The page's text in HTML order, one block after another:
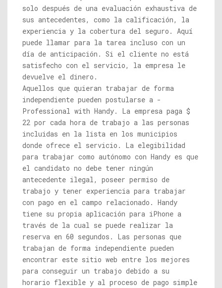
solo después de una evaluación exhaustiva de
sus antecedentes, como la calificación, la
experiencia y la cobertura del seguro. Aquí
puede llamar para la tarea incluso con un
día de anticipación. Si el cliente no está
satisfecho con el servicio, la empresa le
devuelve el dinero.
Aquellos que quieran trabajar de forma
independiente pueden postularse a -
Professional with Handy. La empresa paga $
22 por cada hora de trabajo a las personas
incluidas en la lista en los municipios
donde ofrece el servicio. La elegibilidad
para trabajar como autónomo con Handy es que
el candidato no debe tener ningún
antecedente ilegal, poseer permiso de
trabajo y tener experiencia para trabajar
con pago en el campo relacionado. Handy
tiene su propia aplicación para iPhone a
través de la cual se puede realizar la
reserva en 60 segundos. Las personas que
trabajan de forma independiente pueden
encontrar este sitio web entre los mejores
para conseguir un trabajo debido a su
horario flexible y al proceso de pago simple